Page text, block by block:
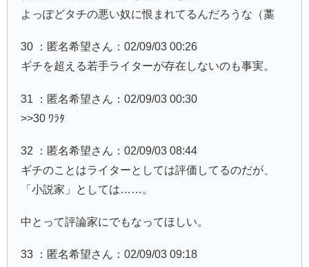
よっぽどタチの悪い奴に恨まれてるんだろうな（藁
30 ：匿名希望さん：02/09/03 00:26
ギチを超える若手ライターが存在しないのも事実。
31 ：匿名希望さん：02/09/03 00:30
>>30 ﾜﾗﾀ
32 ：匿名希望さん：02/09/03 08:44
ギチのことはライターとしては評価してるのだが、
「小説家」としては……。
中とって評論家にでもなってほしい。
33 ：匿名希望さん：02/09/03 09:18